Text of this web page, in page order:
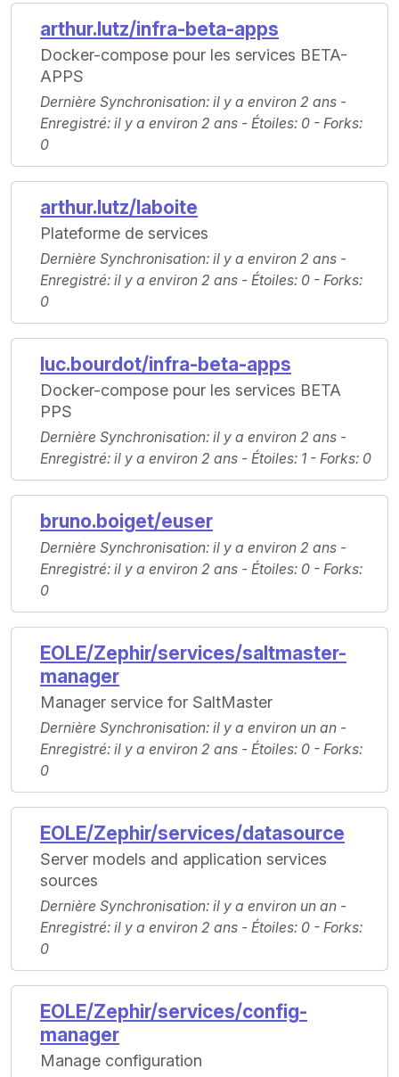
arthur.lutz/infra-beta-apps
Docker-compose pour les services BETA-
APPS
Dernière Synchronisation: il y a environ 2 ans -
Enregistré: il y a environ 2 ans - Étoiles: 0 - Forks:
0
arthur.lutz/laboite
Plateforme de services
Dernière Synchronisation: il y a environ 2 ans -
Enregistré: il y a environ 2 ans - Étoiles: 0 - Forks:
0
luc.bourdot/infra-beta-apps
Docker-compose pour les services BETA
PPS
Dernière Synchronisation: il y a environ 2 ans -
Enregistré: il y a environ 2 ans - Étoiles: 1 - Forks: 0
bruno.boiget/euser
Dernière Synchronisation: il y a environ 2 ans -
Enregistré: il y a environ 2 ans - Étoiles: 0 - Forks:
0
EOLE/Zephir/services/saltmaster-
manager
Manager service for SaltMaster
Dernière Synchronisation: il y a environ un an -
Enregistré: il y a environ 2 ans - Étoiles: 0 - Forks:
0
EOLE/Zephir/services/datasource
Server models and application services
sources
Dernière Synchronisation: il y a environ un an -
Enregistré: il y a environ 2 ans - Étoiles: 0 - Forks:
0
EOLE/Zephir/services/config-
manager
Manage configuration